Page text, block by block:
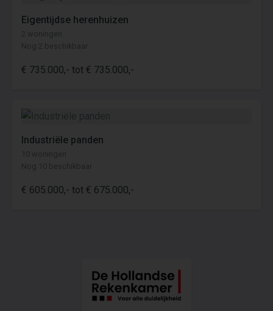
Eigentijdse herenhuizen
2 woningen
Nog 2 beschikbaar
€ 735.000,- tot € 735.000,-
Industriële panden
10 woningen
Nog 10 beschikbaar
€ 605.000,- tot € 675.000,-